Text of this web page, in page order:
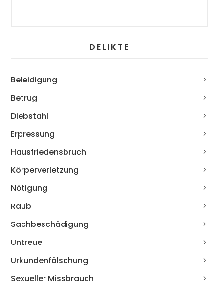
DELIKTE
Beleidigung
Betrug
Diebstahl
Erpressung
Hausfriedensbruch
Körperverletzung
Nötigung
Raub
Sachbeschädigung
Untreue
Urkundenfälschung
Sexueller Missbrauch